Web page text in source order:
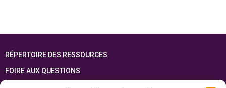
RÉPERTOIRE DES RESSOURCES
FOIRE AUX QUESTIONS